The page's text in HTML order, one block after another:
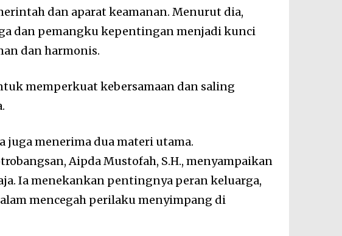
dan aparat keamanan. Menurut dia,
dan pemangku kepentingan menjadi kunci
dan harmonis.
memperkuat kebersamaan dan saling
juga menerima dua materi utama.
Aipda Mustofah, S.H., menyampaikan
Ia menekankan pentingnya peran keluarga,
mencegah perilaku menyimpang di